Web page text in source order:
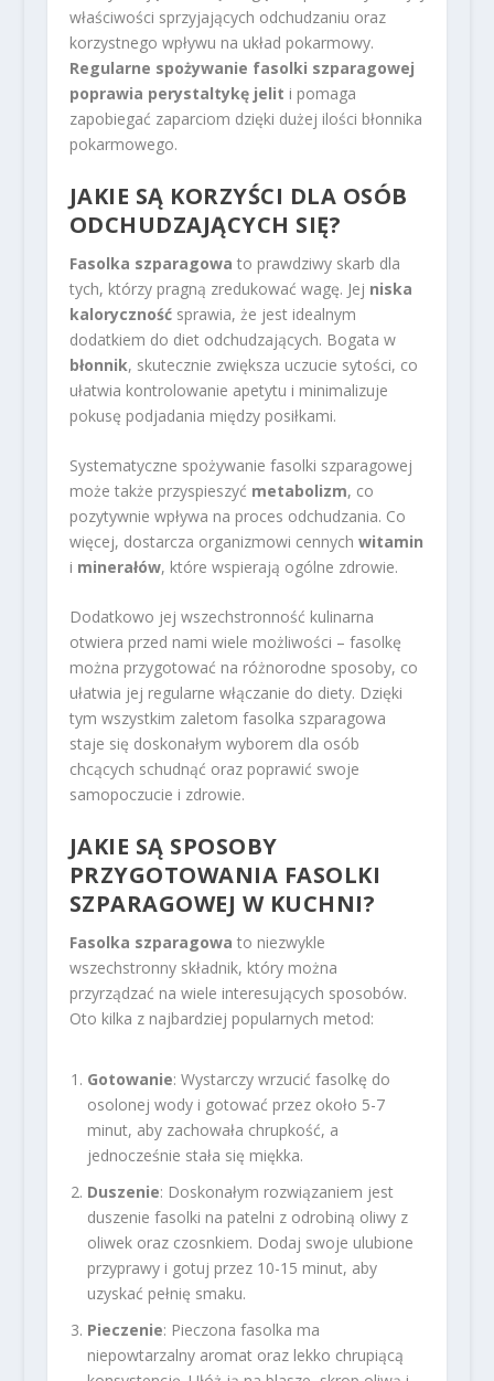
właściwości sprzyjających odchudzaniu oraz
korzystnego wpływu na układ pokarmowy.
Regularne spożywanie fasolki szparagowej
poprawia perystaltykę jelit i pomaga
zapobiegać zaparciom dzięki dużej ilości błonnika
pokarmowego.
JAKIE SĄ KORZYŚCI DLA OSÓB
ODCHUDZAJĄCYCH SIĘ?
Fasolka szparagowa to prawdziwy skarb dla
tych, którzy pragną zredukować wagę. Jej niska
kalorycznośćsprawia, że jest idealnym
dodatkiem do diet odchudzających. Bogata w
błonnik, skutecznie zwiększa uczucie sytości, co
ułatwia kontrolowanie apetytu i minimalizuje
pokusę podjadania między posiłkami.
Systematyczne spożywanie fasolki szparagowej
może także przyspieszyć metabolizm, co
pozytywnie wpływa na proces odchudzania. Co
więcej, dostarcza organizmowi cennych witamin
i minerałów, które wspierają ogólne zdrowie.
Dodatkowo jej wszechstronność kulinarna
otwiera przed nami wiele możliwości – fasolkę
można przygotować na różnorodne sposoby, co
ułatwia jej regularne włączanie do diety. Dzięki
tym wszystkim zaletom fasolka szparagowa
staje się doskonałym wyborem dla osób
chcących schudnąć oraz poprawić swoje
samopoczucie i zdrowie.
JAKIE SĄ SPOSOBY
PRZYGOTOWANIA FASOLKI
SZPARAGOWEJ W KUCHNI?
Fasolka szparagowa to niezwykle
wszechstronny składnik, który można
przyrządzać na wiele interesujących sposobów.
Oto kilka z najbardziej popularnych metod:
Gotowanie: Wystarczy wrzucić fasolkę do
osolonej wody i gotować przez około 5-7
minut, aby zachowała chrupkość, a
jednocześnie stała się miękka.
Duszenie: Doskonałym rozwiązaniem jest
duszenie fasolki na patelni z odrobiną oliwy z
oliwek oraz czosnkiem. Dodaj swoje ulubione
przyprawy i gotuj przez 10-15 minut, aby
uzyskać pełnię smaku.
Pieczenie: Pieczona fasolka ma
niepowtarzalny aromat oraz lekko chrupiącą